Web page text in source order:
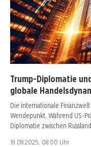
Trump-Diplomatie
globale
Die internationale
Wendepunkt. Während US-
Diplomatie zwischen
19.08.2025, 08:00 Uhr